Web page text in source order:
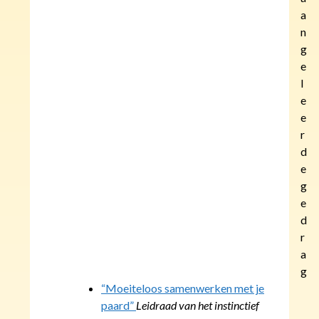
a
n
g
e
l
e
e
r
d
e
g
e
d
r
a
g
“Moeiteloos samenwerken met je
paard” Leidraad van het instinctief